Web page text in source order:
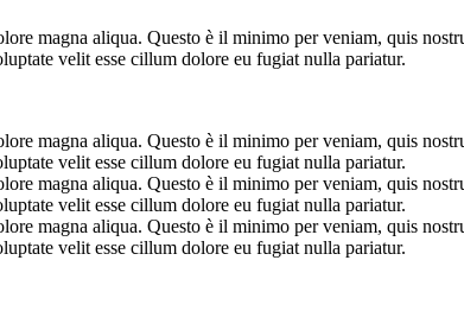
magna aliqua. Questo è il minimo per veniam, quis
velit esse cillum dolore eu fugiat nulla pariatur.
magna aliqua. Questo è il minimo per veniam, quis
velit esse cillum dolore eu fugiat nulla pariatur.
magna aliqua. Questo è il minimo per veniam, quis
velit esse cillum dolore eu fugiat nulla pariatur.
magna aliqua. Questo è il minimo per veniam, quis
velit esse cillum dolore eu fugiat nulla pariatur.